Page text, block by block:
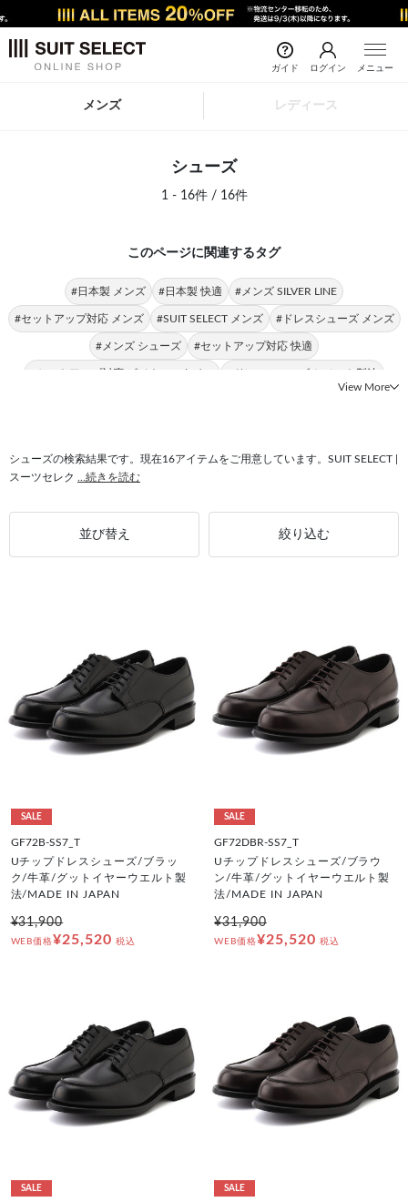
ガイド ログイン メニュー
メンズ レディース
シューズ
1 - 16件 / 16件
このページに関連するタグ
#日本製 メンズ #日本製 快適 #メンズ SILVER LINE
#セットアップ対応 メンズ #SUIT SELECT メンズ #ドレスシューズ メンズ
#メンズ シューズ #セットアップ対応 快適
#セットアップ対応 ビジネススタイル #ドレスシューズ セメント製法
#ドレスシューズ ビジネススタイル #セットアップ対応 軽量
#ドレスシューズ ストレート
#ドレスシューズ 快適
View More
シューズの検索結果です。現在16アイテムをご用意しています。SUIT SELECT |
スーツセレク
...続きを読む
並び替え 絞り込む
SALE
GF72B-SS7_T
Uチップドレスシューズ/ブラッ
ク/牛革/グットイヤーウエルト製
法/MADE IN JAPAN
¥31,900
WEB価格¥25,520 税込
SALE
GF72DBR-SS7_T
Uチップドレスシューズ/ブラウ
ン/牛革/グットイヤーウエルト製
法/MADE IN JAPAN
¥31,900
WEB価格¥25,520 税込
SALE SALE